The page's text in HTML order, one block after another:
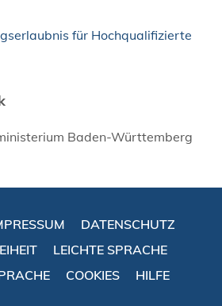
für Hochqualifizierte
Baden-Württemberg
DATENSCHUTZ
LEICHTE SPRACHE
COOKIES HILFE